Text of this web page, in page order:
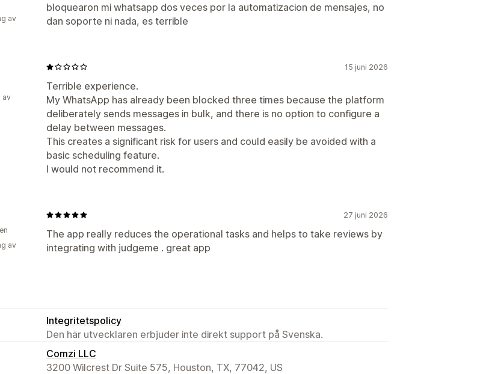
bloquearon mi whatsapp dos veces por la automatizacion de mensajes, no
dan soporte ni nada, es terrible
av
15 juni 2026
Terrible experience.
My WhatsApp has already been blocked three times because the platform
deliberately sends messages in bulk, and there is no option to configure a
delay between messages.
This creates a significant risk for users and could easily be avoided with a
basic scheduling feature.
I would not recommend it.
av
27 juni 2026
The app really reduces the operational tasks and helps to take reviews by
integrating with judgeme . great app
av
Integritetspolicy
Den här utvecklaren erbjuder inte direkt support på Svenska.
Comzi LLC
3200 Wilcrest Dr Suite 575, Houston, TX, 77042, US